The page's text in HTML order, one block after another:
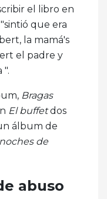
el libro en
que era
la mamá's
el padre y
".
Bragas
El buffetdos
álbum de
noches de
abuso